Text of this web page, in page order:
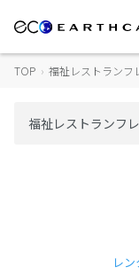
TOP › 福祉レストランフ
レ